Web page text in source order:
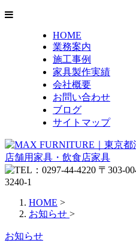
HOME
業務案内
施工事例
家具製作実績
会社概要
お問い合わせ
ブログ
サイトマップ
HOME >
お知らせ >
お知らせ